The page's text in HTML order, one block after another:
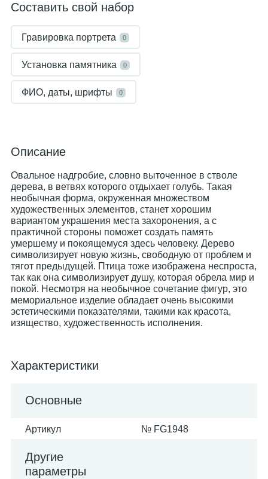
Составить свой набор
Гравировка портрета 0
Установка памятника 0
ФИО, даты, шрифты 0
Описание
Овальное надгробие, словно выточенное в стволе
дерева, в ветвях которого отдыхает голубь. Такая
необычная форма, окруженная множеством
художественных элементов, станет хорошим
вариантом украшения места захоронения, а с
практичной стороны поможет создать память
умершему и покоящемуся здесь человеку. Дерево
символизирует новую жизнь, свободную от проблем и
тягот предыдущей. Птица тоже изображена неспроста,
так как она символизирует душу, которая обрела мир и
покой. Несмотря на необычное сочетание фигур, это
мемориальное изделие обладает очень высокими
эстетическими показателями, такими как красота,
изящество, художественность исполнения.
Характеристики
Основные
Артикул № FG1948
Другие
параметры